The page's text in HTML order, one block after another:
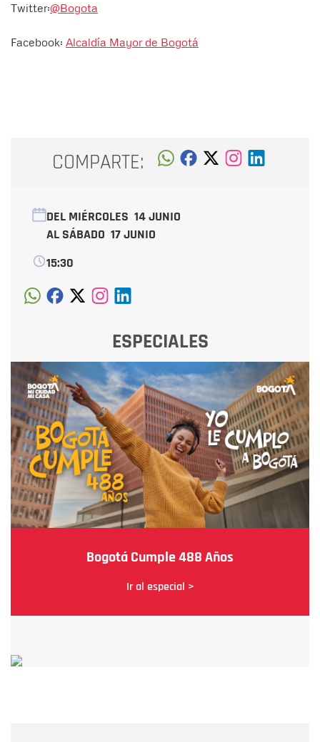
Twitter:@Bogota
Facebook: Alcaldía Mayor de Bogotá
COMPARTE:
DEL MIÉRCOLES 14 JUNIO
AL SÁBADO 17 JUNIO
15:30
ESPECIALES
Bogotá Cumple 488 Años
Ir al especial >